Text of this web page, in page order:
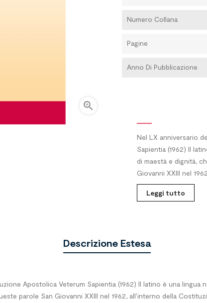

Numero Collana
Pagine
Anno Di Pubblicazione
Nel LX anniversario
Sapientia (1962) Il
di maestà e dignità,
Giovanni XXIII nel
Leggi tutto
Descrizione Estesa
Apostolica Veterum Sapientia (1962) Il latino è una lingua
parole San Giovanni XXIII nel 1962, all’interno della